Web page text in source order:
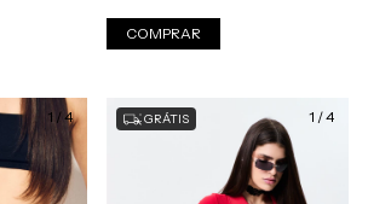
COMPRAR
1 / 4 1 /4
GRÁTIS